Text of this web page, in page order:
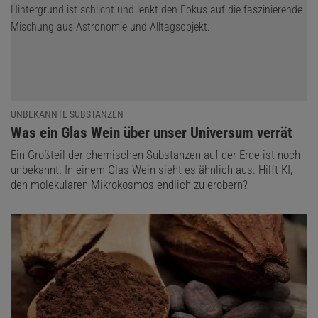
UNBEKANNTE SUBSTANZEN
:
Was ein Glas Wein über unser Universum verrät
Ein Großteil der chemischen Substanzen auf der Erde ist noch
unbekannt. In einem Glas Wein sieht es ähnlich aus. Hilft KI,
den molekularen Mikrokosmos endlich zu erobern?